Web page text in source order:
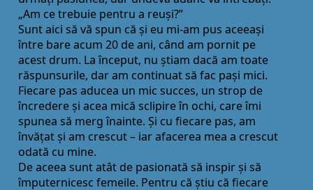
„Am ce trebuie pentru a reuși?”
Sunt aici să vă spun că și eu mi-am pus aceeași
între bare acum 20 de ani, când am pornit pe
acest drum. La început, nu știam dacă am toate
răspunsurile, dar am continuat să fac pași mici.
Fiecare pas aducea un mic succes, un strop de
încredere și acea mică sclipire în ochi, care îmi
spunea să merg înainte. Și cu fiecare pas, am
învăţat și am crescut – iar afacerea mea a crescut
odată cu mine.
De aceea sunt atât de pasionată să inspir și să
împuternicesc femeile. Pentru că știu că fiecare